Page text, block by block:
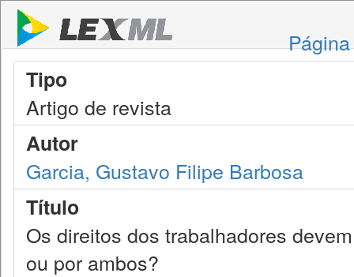
Tipo
Artigo de revista
Autor
Garcia, Gustavo Filipe Barbosa
Título
Os direitos dos trabalhadores
ou por ambos?